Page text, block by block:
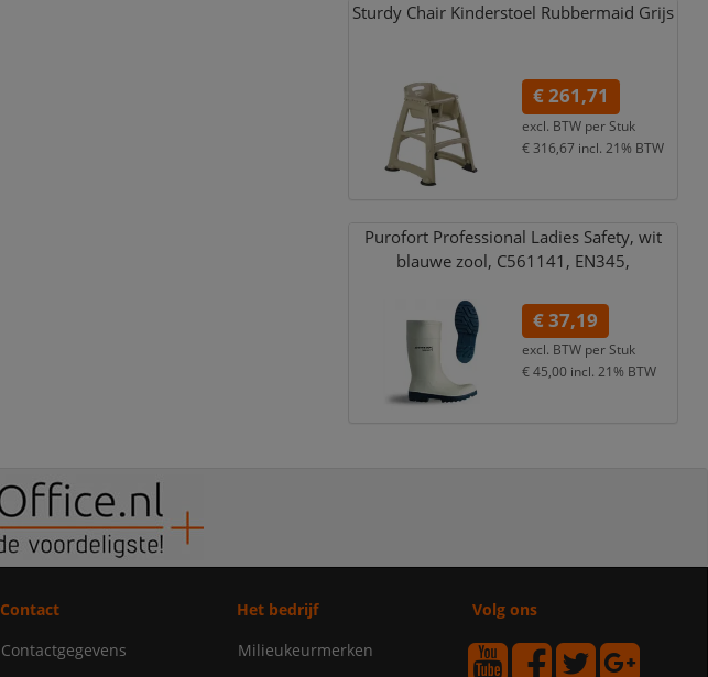
Sturdy Chair Kinderstoel Rubbermaid Grijs
€ 261,71
excl. BTW per Stuk
€ 316,67 incl. 21% BTW
Purofort Professional Ladies Safety, wit
blauwe zool, C561141, EN345,
€ 37,19
excl. BTW per Stuk
€ 45,00 incl. 21% BTW
Contact
Contactgegevens
Het bedrijf
Milieukeurmerken
Volg ons